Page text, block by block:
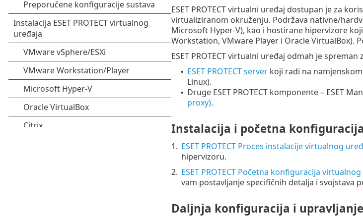
ESET PROTECT virtualni uređaj dostupan je za
virtualiziranom okruženju. Podržava nativne/
Microsoft Hyper-V), kao i hostirane hipervizore
Workstation, VMware Player i Oracle VirtualBox).
ESET PROTECT virtualni uređaj odmah je
• ESET PROTECT serverkoji radi na
Linux).
• Druge ESET PROTECT komponente – ESET
proxy).
Instalacija i početna konfiguracija
1. ESET PROTECT Proces instalacije virtualnog
hipervizoru.
2. ESET PROTECT Početna konfiguracija
vam postavljanje specifičnih detalja i svojstava
Daljnja konfiguracija i upravljanje